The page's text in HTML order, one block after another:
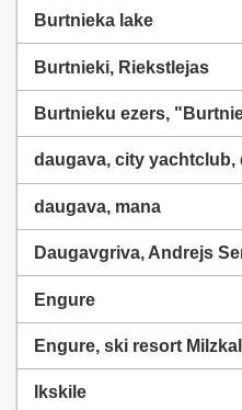
Burtnieka lake
Burtnieki, Riekstlejas
daugava, city yachtclub,
daugava, mana
Daugavgriva, Andrejs
Engure
Engure, ski resort
Ikskile